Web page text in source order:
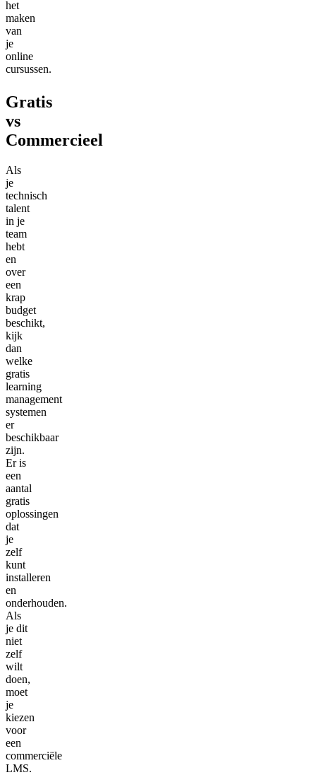
het
maken
van
je
online
cursussen.
Gratis
vs
Commercieel
Als
je
technisch
talent
in je
team
hebt
en
over
een
krap
budget
beschikt,
kijk
dan
welke
gratis
learning
management
systemen
er
beschikbaar
zijn.
Er is
een
aantal
gratis
oplossingen
dat
je
zelf
kunt
installeren
en
onderhouden.
Als
je dit
niet
zelf
wilt
doen,
moet
je
kiezen
voor
een
commerciële
LMS.